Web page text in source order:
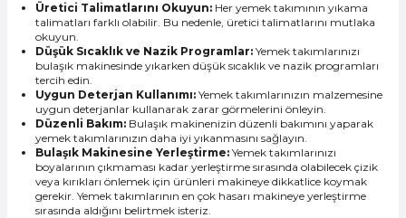
Üretici Talimatlarını Okuyun: Her yemek takımının yıkama
talimatları farklı olabilir. Bu nedenle, üretici talimatlarını mutlaka
okuyun.
Düşük Sıcaklık ve Nazik Programlar: Yemek takımlarınızı
bulaşık makinesinde yıkarken düşük sıcaklık ve nazik programları
tercih edin.
Uygun Deterjan Kullanımı: Yemek takımlarınızın malzemesine
uygun deterjanlar kullanarak zarar görmelerini önleyin.
Düzenli Bakım: Bulaşık makinenizin düzenli bakımını yaparak
yemek takımlarınızın daha iyi yıkanmasını sağlayın.
Bulaşık Makinesine Yerleştirme: Yemek takımlarınızı
boyalarının çıkmaması kadar yerleştirme sırasında olabilecek çizik
veya kırıkları önlemek için ürünleri makineye dikkatlice koymak
gerekir. Yemek takımlarının en çok hasarı makineye yerleştirme
sırasında aldığını belirtmek isteriz.